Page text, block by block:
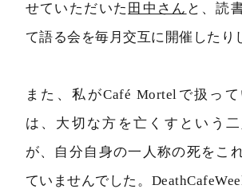
せていただいた 田中さん と、読
て語る会を毎月交互に開催したり
また、私がCafé Mortelで扱っ
は、大切な方を亡くすという
が、自分自身の一人称の死をこ
ていませんでした。